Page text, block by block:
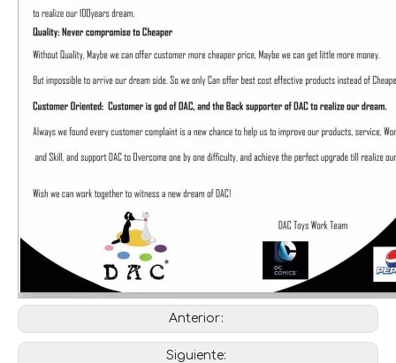
Anterior:
Siguiente: